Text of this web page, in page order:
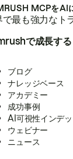
MCPをAI
で最も強力なト
で成長する
ブログ
ナレッジベース
アカデミー
成功事例
AI可視性インデ
ウェビナー
ニュース